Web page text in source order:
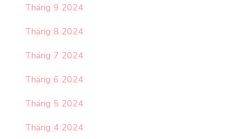
Tháng 9 2024
Tháng 8 2024
Tháng 7 2024
Tháng 6 2024
Tháng 5 2024
Tháng 4 2024